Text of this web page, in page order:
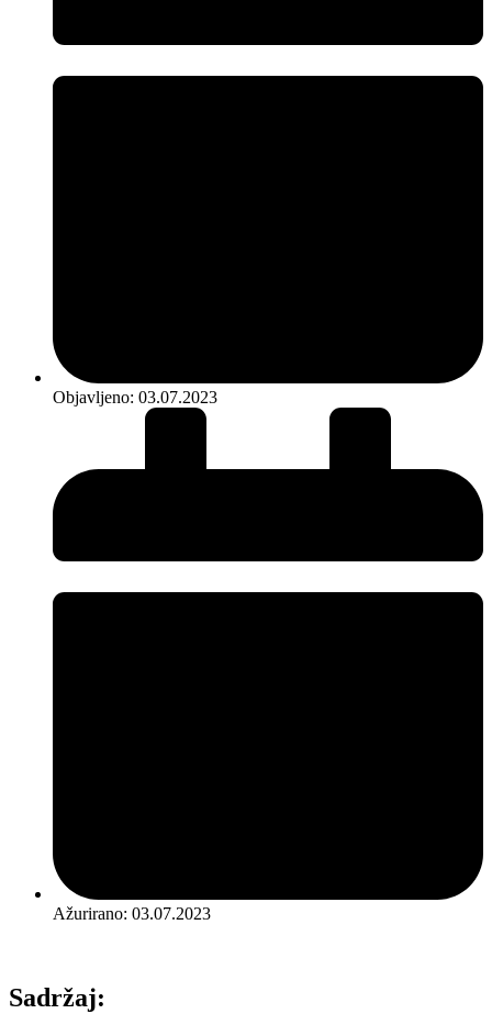
Objavljeno: 03.07.2023
Ažurirano: 03.07.2023
Sadržaj: